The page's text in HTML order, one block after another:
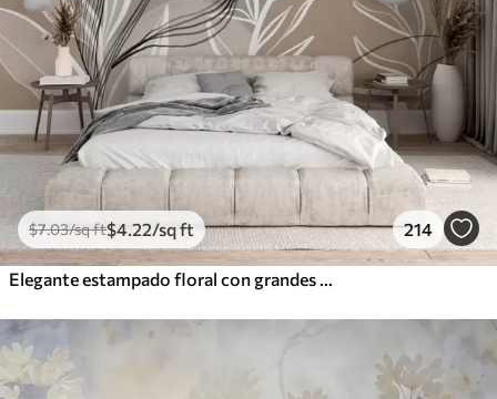
$7.03/sq ft$4 .22/sq ft 214